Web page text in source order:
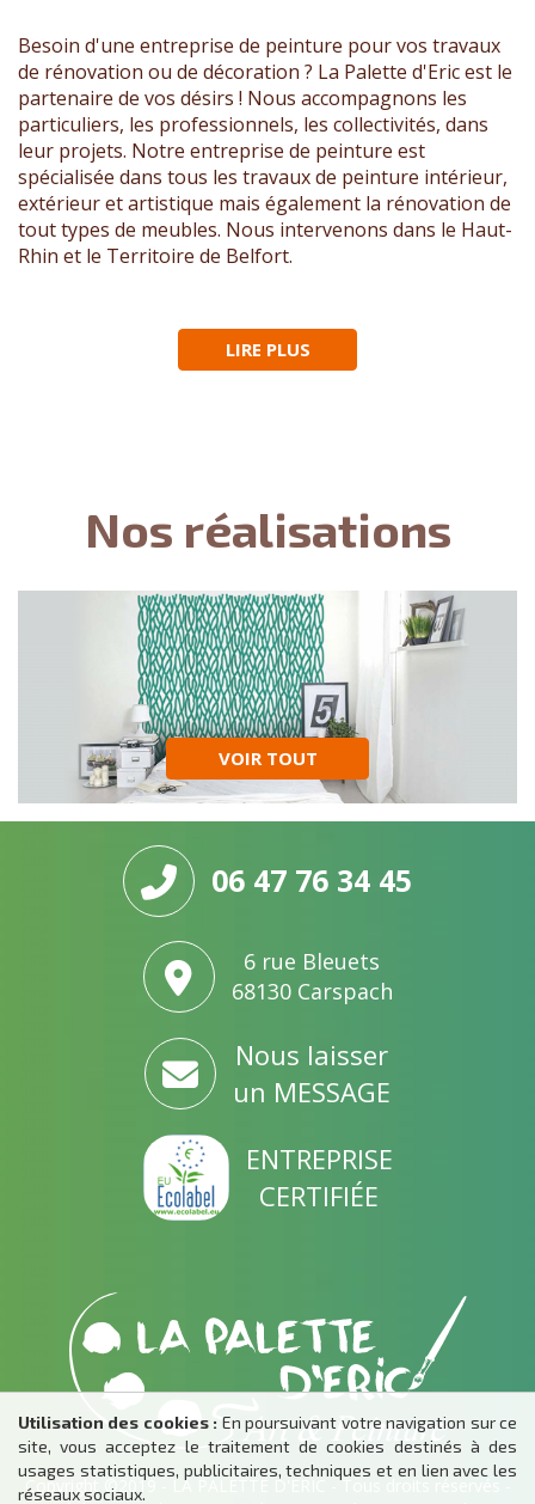
Utilisation des cookies : En poursuivant votre navigation sur ce
site, vous acceptez le traitement de cookies destinés à des
usages statistiques, publicitaires, techniques et en lien avec les
réseaux sociaux.
Besoin d'une entreprise de peinture pour vos travaux
de rénovation ou de décoration ? La Palette d'Eric est le
partenaire de vos désirs ! Nous accompagnons les
particuliers, les professionnels, les collectivités, dans
leur projets. Notre entreprise de peinture est
spécialisée dans tous les travaux de peinture intérieur,
extérieur et artistique mais également la rénovation de
tout types de meubles. Nous intervenons dans le Haut-
Rhin et le Territoire de Belfort.
LIRE PLUS
Nos réalisations
VOIR TOUT
06 47 76 34 45
6 rue Bleuets
68130 Carspach
Nous laisser
un MESSAGE
ENTREPRISE
CERTIFIÉE
Copyright ©2019 - LA PALETTE D'ERIC - Tous droits réservés -